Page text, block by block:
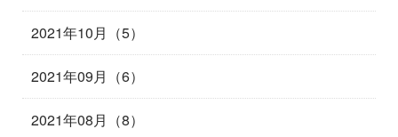
2021年10月（5）
2021年09月（6）
2021年08月（8）